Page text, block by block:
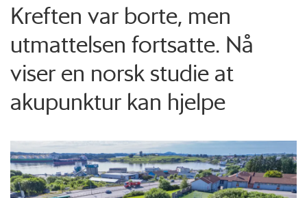
Kreften var borte, men
utmattelsen fortsatte. Nå
viser en norsk studie at
akupunktur kan hjelpe